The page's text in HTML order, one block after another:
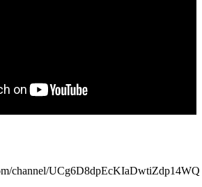
channel/UCg6D8dpEcKIaDwtiZdp14WQ